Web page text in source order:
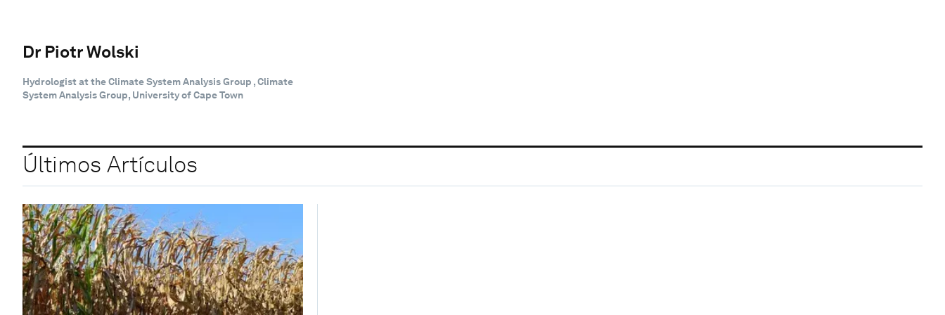
Dr Piotr Wolski
Hydrologist at the Climate System Analysis Group , Climate
System Analysis Group, University of Cape Town
Últimos Artículos